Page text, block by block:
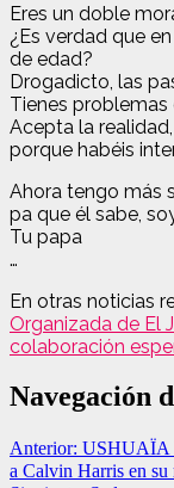
Eres un doble
¿Es verdad que
de edad?
Drogadicto, las
Tienes problemas
Acepta la
porque habéis
Ahora tengo más
pa que él sabe,
Tu papa
…
En otras noticias
Organizada de El
colaboración
Navegación
Anterior: USHUAÏA
a Calvin Harris en su